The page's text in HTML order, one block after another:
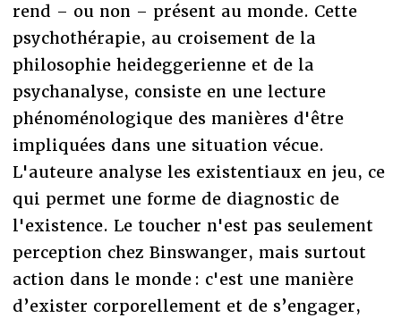
rend – ou non – présent au monde. Cette
psychothérapie, au croisement de la
philosophie heideggerienne et de la
psychanalyse, consiste en une lecture
phénoménologique des manières d'être
impliquées dans une situation vécue.
L'auteure analyse les existentiaux en jeu, ce
qui permet une forme de diagnostic de
l'existence. Le toucher n'est pas seulement
perception chez Binswanger, mais surtout
action dans le monde : c'est une manière
d’exister corporellement et de s’engager,